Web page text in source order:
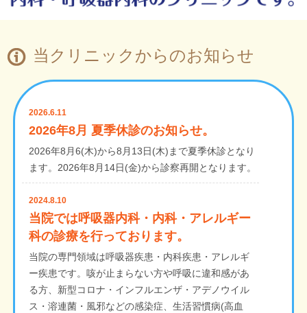
当クリニックからのお知らせ
2026.6.11
2026年8月 夏季休診のお知らせ。
2026年8月6(木)から8月13日(木)まで夏季休診となり
ます。2026年8月14日(金)から診察再開となります。
2024.8.10
当院では呼吸器内科・内科・アレルギー
科の診療を行っております。
当院の専門領域は呼吸器疾患・内科疾患・アレルギ
ー疾患です。咳が止まらない方や呼吸に違和感があ
る方、新型コロナ・インフルエンザ・アデノウイル
ス・溶連菌・風邪などの感染症、生活習慣病(高血